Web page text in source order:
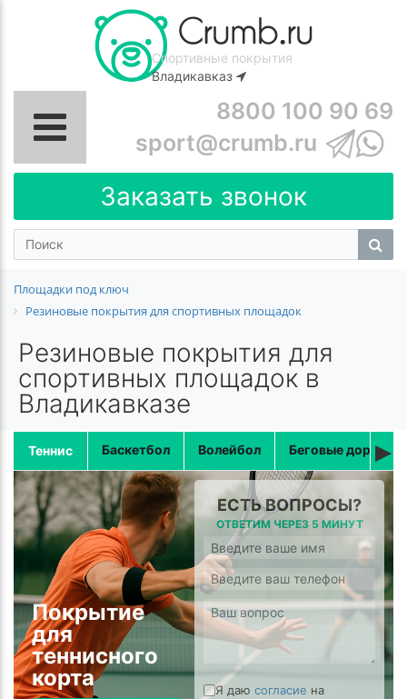
Спортивные покрытия
Владикавказ
8800 100 90 69
sport@crumb.ru
Заказать звонок
Площадки под ключ
Резиновые покрытия для спортивных площадок
Резиновые покрытия для
спортивных площадок в
Владикавказе
Теннис Баскетбол Волейбол Беговые дорожки
▸
Покрытие
для
теннисного
корта
ЕСТЬ ВОПРОСЫ?
ОТВЕТИМ ЧЕРЕЗ 5 МИНУТ
Я даю согласие на